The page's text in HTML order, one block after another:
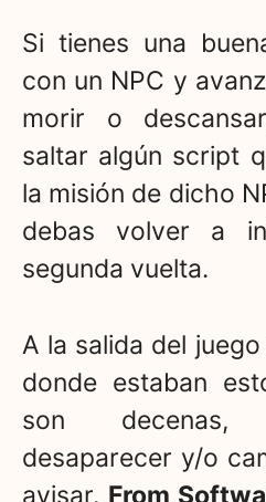
Si tienes una
con un NPC y
morir o
saltar algún script
la misión de dicho
debas volver a
segunda vuelta.
A la salida del
donde estaban
son decenas,
desaparecer y/o
avisar. From